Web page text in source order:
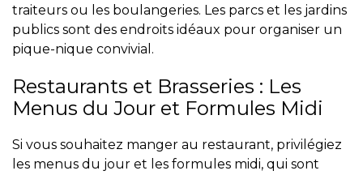
traiteurs ou les boulangeries. Les parcs et les jardins
publics sont des endroits idéaux pour organiser un
pique-nique convivial.
Restaurants et Brasseries : Les
Menus du Jour et Formules Midi
Si vous souhaitez manger au restaurant, privilégiez
les menus du jour et les formules midi, qui sont